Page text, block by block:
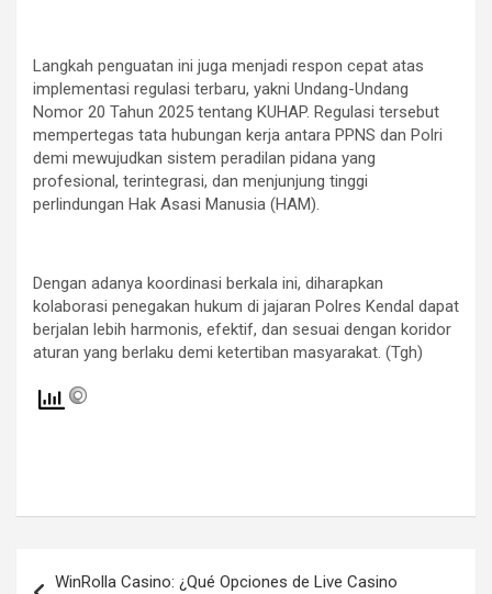
Langkah penguatan ini juga menjadi respon cepat atas
implementasi regulasi terbaru, yakni Undang-Undang
Nomor 20 Tahun 2025 tentang KUHAP. Regulasi tersebut
mempertegas tata hubungan kerja antara PPNS dan Polri
demi mewujudkan sistem peradilan pidana yang
profesional, terintegrasi, dan menjunjung tinggi
perlindungan Hak Asasi Manusia (HAM).
Dengan adanya koordinasi berkala ini, diharapkan
kolaborasi penegakan hukum di jajaran Polres Kendal dapat
berjalan lebih harmonis, efektif, dan sesuai dengan koridor
aturan yang berlaku demi ketertiban masyarakat. (Tgh)
WinRolla Casino: ¿Qué Opciones de Live Casino